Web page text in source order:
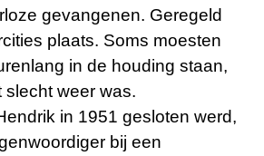
gevangenen. Geregeld
plaats. Soms moesten
in de houding staan,
weer was.
in 1951 gesloten werd,
bij een